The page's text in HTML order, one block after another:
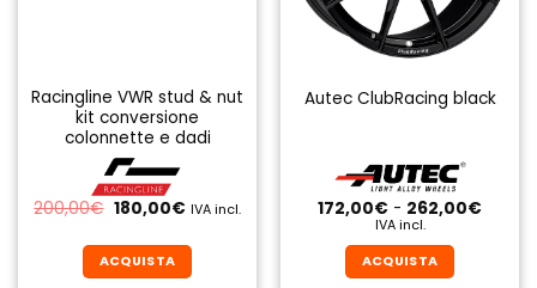
Racingline VWR stud & nut
kit conversione
colonnette e dadi
200,00€ Il
prezzo
era:
200,00€.
180,00€Il
è:
180,00€.
IVA incl.
ACQUISTA
Autec ClubRacing black
172,00€ - 262,00€Fascia
IVA incl.
ACQUISTA